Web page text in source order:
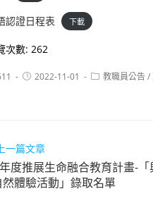
認證日程表 下載
次數: 262
Post2022-11-01
Post教職員公告/
上一篇文章
度推展生命融合教育計畫-「
體驗活動」錄取名單